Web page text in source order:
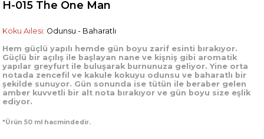
H-015 The One Man
Koku Ailesi: Odunsu - Baharatlı
Hem güçlü yapılı hemde gün boyu zarif esinti bırakıyor.
Güçlü bir açılış ile başlayan nane ve kişniş gibi aromatik
yapılar greyfurt ile buluşarak burnunuza geliyor. Yine orta
notada zencefil ve kakule kokuyu odunsu ve baharatlı bir
şekilde sunuyor. Gün sonunda ise tütün ile beraber gelen
amber kuvvetli bir alt nota bırakıyor ve gün boyu size eşlik
ediyor.
*Ürün 50 ml hacmindedir.